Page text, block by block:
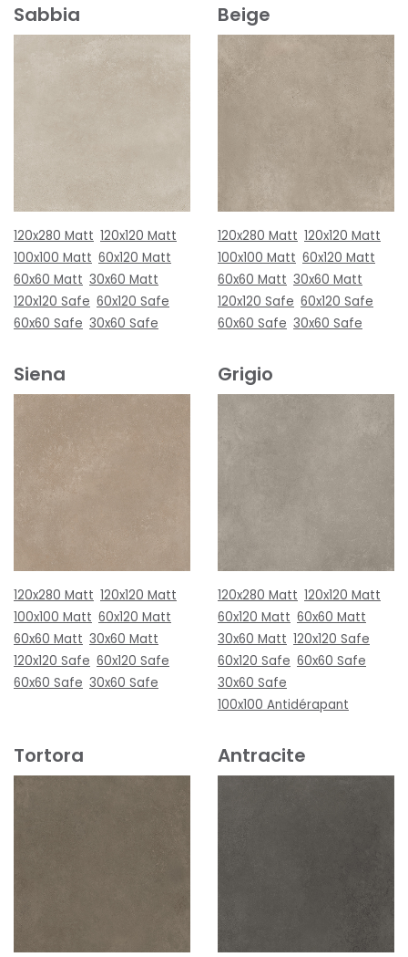
Sabbia
120x280 Matt 120x120 Matt
100x100 Matt 60x120 Matt
60x60 Matt 30x60 Matt
120x120 Safe 60x120 Safe
60x60 Safe 30x60 Safe
Beige
120x280 Matt 120x120 Matt
100x100 Matt 60x120 Matt
60x60 Matt 30x60 Matt
120x120 Safe 60x120 Safe
60x60 Safe 30x60 Safe
Siena
120x280 Matt 120x120 Matt
100x100 Matt 60x120 Matt
60x60 Matt 30x60 Matt
120x120 Safe 60x120 Safe
60x60 Safe 30x60 Safe
Grigio
120x280 Matt 120x120 Matt
60x120 Matt 60x60 Matt
30x60 Matt 120x120 Safe
60x120 Safe 60x60 Safe
30x60 Safe
100x100 Antidérapant
Tortora Antracite